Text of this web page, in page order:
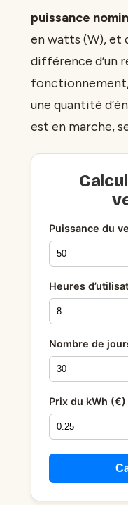
puissance
en watts (W), et
différence d’un
une quantité
est en marche,
Puissance du
Heures
Nombre de
Prix du kWh (€)